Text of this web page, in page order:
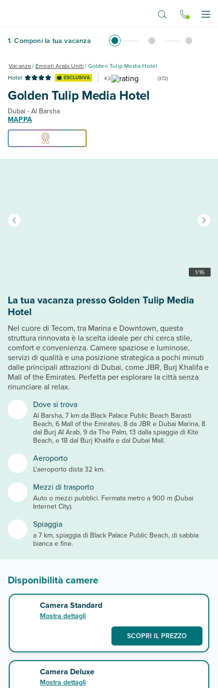
1. Componi la tua vacanza
Vacanze/ Emirati Arabi Uniti/Golden Tulip Media Hotel
Hotel
ESCLUSIVA 4,3 (372)
Golden Tulip Media Hotel
Dubai - Al Barsha
MAPPA
1/16
Dove si trova
Al Barsha, 7 km da Black Palace Public Beach Barasti
Beach, 6 Mall of the Emirates, 8 da JBR e Dubai Marina, 8
dal Burj Al Arab, 9 da The Palm, 13 dalla spiaggia di Kite
Beach, e 18 dal Burj Khalifa e dal Dubai Mall.
Aeroporto
L'aeroporto dista 32 km.
Mezzi di trasporto
Auto o mezzi pubblici. Fermata metro a 900 m (Dubai
Internet City).
Spiaggia
a 7 km, spiaggia di Black Palace Public Beach, di sabbia
bianca e fine.
La tua vacanza presso Golden Tulip Media
Hotel
Nel cuore di Tecom, tra Marina e Downtown, questa
struttura rinnovata è la scelta ideale per chi cerca stile,
comfort e convenienza. Camere spaziose e luminose,
servizi di qualità e una posizione strategica a pochi minuti
dalle principali attrazioni di Dubai, come JBR, Burj Khalifa e
Mall of the Emirates. Perfetta per esplorare la città senza
rinunciare al relax.
Disponibilità camere
Camera Standard
Mostra dettagli
SCOPRI IL PREZZO
Camera Deluxe
Mostra dettagli